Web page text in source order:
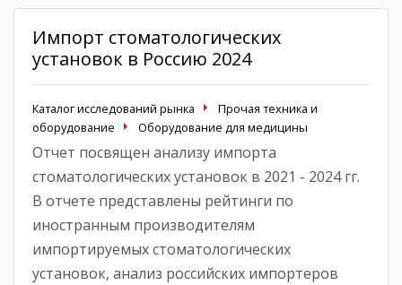
Импорт стоматологических
установок в Россию 2024
Каталог исследований рынка
Прочая техника и
оборудование
Оборудование для медицины
Отчет посвящен анализу импорта
стоматологических установок в 2021 - 2024 гг.
В отчете представлены рейтинги по
иностранным производителям
импортируемых стоматологических
установок, анализ российских импортеров